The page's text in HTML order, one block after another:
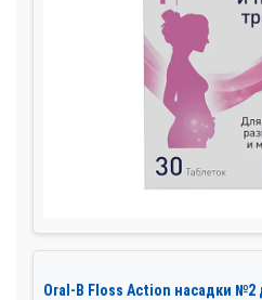
Oral-B Floss Action насадки №2